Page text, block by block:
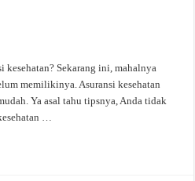
kesehatan? Sekarang ini, mahalnya
memilikinya. Asuransi kesehatan
Ya asal tahu tipsnya, Anda tidak
…